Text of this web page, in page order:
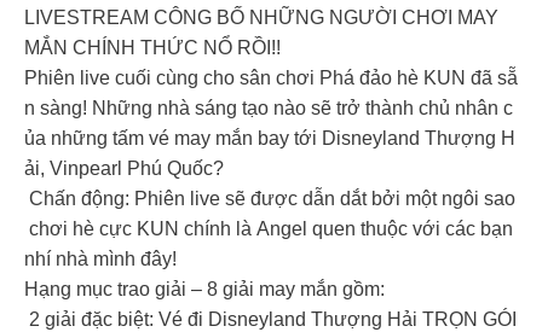
LIVESTREAM CÔNG BỐ NHỮNG NGƯỜI CHƠI MAY
MẮN CHÍNH THỨC NỔ RỒI!!
Phiên live cuối cùng cho sân chơi Phá đảo hè KUN đã sẵ
n sàng! Những nhà sáng tạo nào sẽ trở thành chủ nhân c
ủa những tấm vé may mắn bay tới Disneyland Thượng H
ải, Vinpearl Phú Quốc?
Chấn động: Phiên live sẽ được dẫn dắt bởi một ngôi sao
chơi hè cực KUN chính là Angel quen thuộc với các bạn
nhí nhà mình đây!
Hạng mục trao giải – 8 giải may mắn gồm:
️ 2 giải đặc biệt: Vé đi Disneyland Thượng Hải TRỌN GÓI